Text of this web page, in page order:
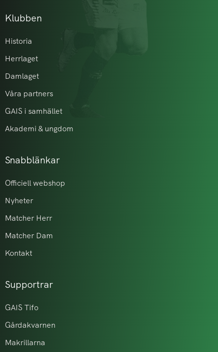
Klubben
Historia
Herrlaget
Damlaget
Våra partners
GAIS i samhället
Akademi & ungdom
Snabblänkar
Officiell webshop
Nyheter
Matcher Herr
Matcher Dam
Kontakt
Supportrar
GAIS Tifo
Gårdakvarnen
Makrillarna